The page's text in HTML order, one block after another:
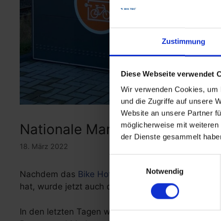
Zustimmung
Diese Webseite verwendet
Wir verwenden Cookies,
und die Zugriffe auf unsere
Website an unsere Partner
möglicherweise mit
der Dienste gesammelt
Notwendig
Nationale Markenanmeldung
18. März 2022
Nachdem das Bike Hotel®
durch den ADFC
hat, wurde jetzt auch die Einzigartigkeit des
In den letzten Tagen wurde das Bike Hotel® als